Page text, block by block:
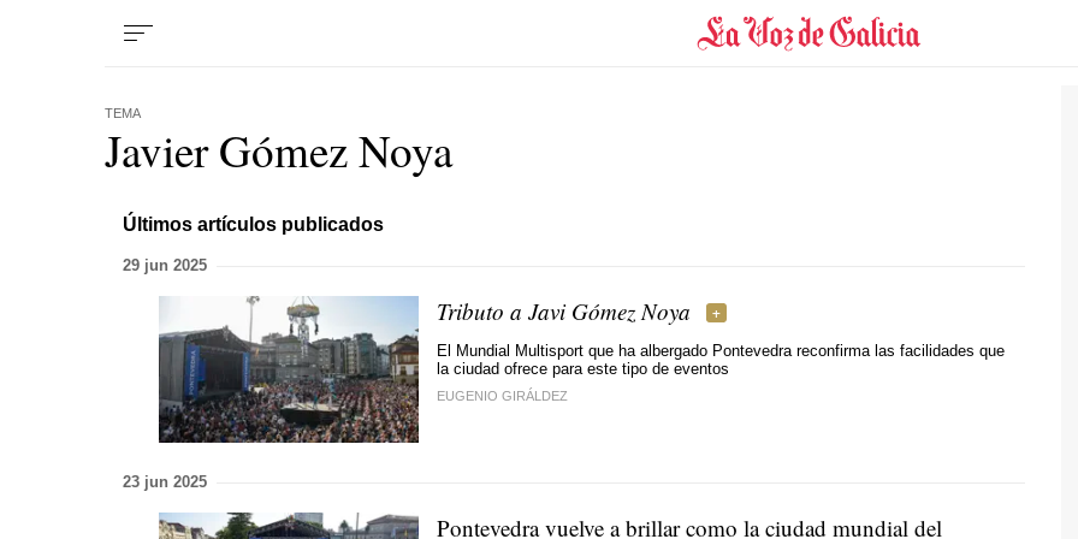
TEMA
Javier Gómez Noya
Últimos artículos publicados
29 jun 2025
Tributo a Javi Gómez Noya
El Mundial Multisport que ha albergado Pontevedra reconfirma las facilidades que
la ciudad ofrece para este tipo de eventos
EUGENIO GIRÁLDEZ
23 jun 2025
Pontevedra vuelve a brillar como la ciudad mundial del